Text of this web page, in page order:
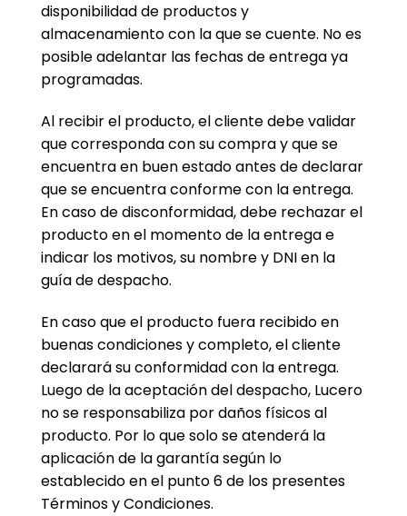
disponibilidad de productos y
almacenamiento con la que se cuente. No es
posible adelantar las fechas de entrega ya
programadas.
Al recibir el producto, el cliente debe validar
que corresponda con su compra y que se
encuentra en buen estado antes de declarar
que se encuentra conforme con la entrega.
En caso de disconformidad, debe rechazar el
producto en el momento de la entrega e
indicar los motivos, su nombre y DNI en la
guía de despacho.
En caso que el producto fuera recibido en
buenas condiciones y completo, el cliente
declarará su conformidad con la entrega.
Luego de la aceptación del despacho, Lucero
no se responsabiliza por daños físicos al
producto. Por lo que solo se atenderá la
aplicación de la garantía según lo
establecido en el punto 6 de los presentes
Términos y Condiciones.